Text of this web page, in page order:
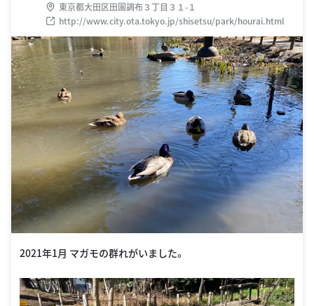
東京都大田区田園調布３丁目３１-１
http://www.city.ota.tokyo.jp/shisetsu/park/hourai.html
2021年1月 マガモの群れがいました。